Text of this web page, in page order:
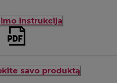
instrukcija
savo produktą